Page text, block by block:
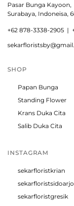
Pasar Bunga Kayoon,
Surabaya, Indoneisa,
+62 878-3338-2905 |
SHOP
Papan Bunga
Standing Flower
Krans Duka Cita
Salib Duka Cita
INSTAGRAM
sekarfloristkrian
sekarfloristsidoarjo
sekarfloristgresik